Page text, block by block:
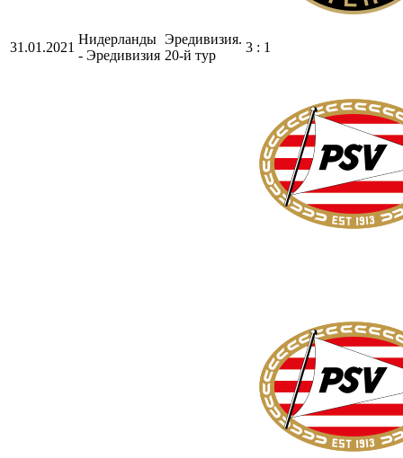
31.01.2021
Нидерланды
- Эредивизия
Эредивизия.
20-й тур
3 : 1